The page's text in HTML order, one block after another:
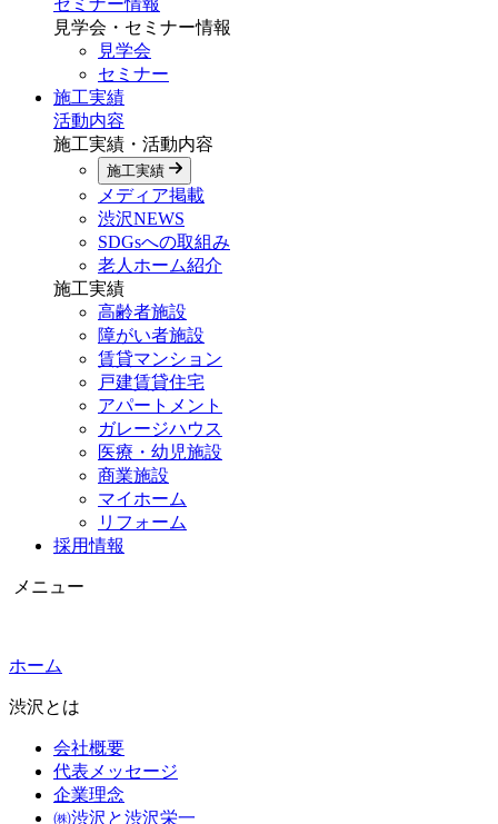
セミナー情報
見学会・セミナー情報
見学会
セミナー
施工実績
活動内容
施工実績・活動内容
施工実績
メディア掲載
渋沢NEWS
SDGsへの取組み
老人ホーム紹介
施工実績
高齢者施設
障がい者施設
賃貸マンション
戸建賃貸住宅
アパートメント
ガレージハウス
医療・幼児施設
商業施設
マイホーム
リフォーム
採用情報
メニュー
ホーム
渋沢とは
会社概要
代表メッセージ
企業理念
㈱渋沢と渋沢栄一